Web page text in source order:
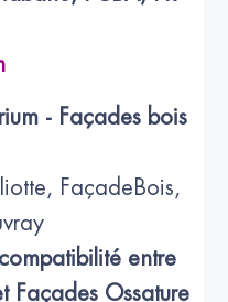
- Façades bois
FaçadeBois,
entre
Façades Ossature